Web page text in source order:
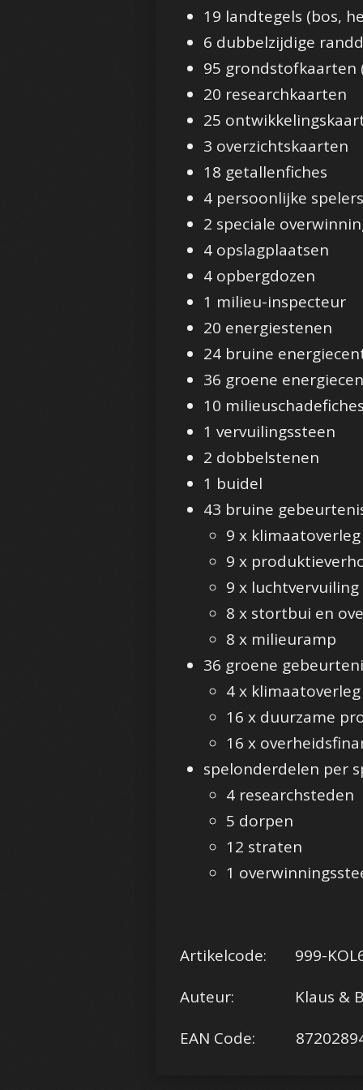
19 landtegels (bos,
6 dubbelzijdige
95 grondstofkaarten
20 researchkaarten
25
3 overzichtskaarten
18 getallenfiches
4 persoonlijke
2 speciale
4 opslagplaatsen
4 opbergdozen
1 milieu-inspecteur
20 energiestenen
24 bruine
36 groene
10
1 vervuilingssteen
2 dobbelstenen
1 buidel
43 bruine
9 x klimaatoverleg
9 x
9 x luchtvervuiling
8 x stortbui en
8 x milieuramp
36 groene
4 x klimaatoverleg
16 x duurzame
16 x
spelonderdelen per
4 researchsteden
5 dorpen
12 straten
1
Artikelcode: 999-
Auteur: Klaus &
EAN Code: